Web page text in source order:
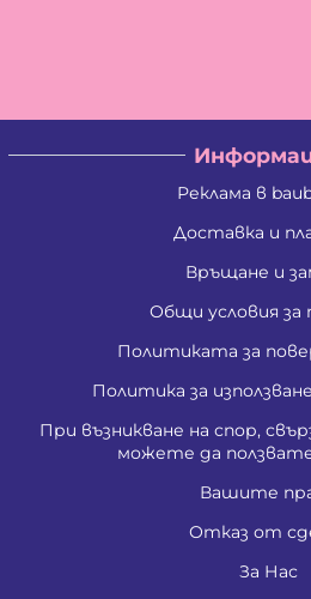
Реклама в
Доставка и
Връщане и
Общи условия за
Политиката за
Политика за
При възникване на спор,
можете да
Вашите
Отказ от
За Нас